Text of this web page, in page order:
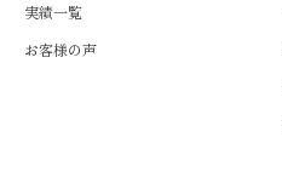
実績一覧
お客様の声